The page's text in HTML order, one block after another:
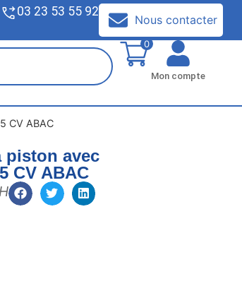
03 23 53 55 92
Nous contacter
0
Mon compte
CV ABAC
piston avec
CV ABAC